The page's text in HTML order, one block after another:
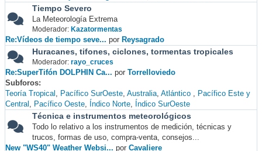
Tiempo Severo
La Meteorología Extrema
Moderador: Kazatormentas
Re:Vídeos de tiempo seve... por Reysagrado
Huracanes, tifones, ciclones, tormentas tropicales
Moderador: rayo_cruces
Re:SuperTifón DOLPHIN Ca... por Torrelloviedo
Subforos
Teoría Tropical
Pacífico SurOeste Australia Atlántico
Pacífico Este y
Central
Pacífico Oeste Índico Norte Índico SurOeste
Técnica e instrumentos meteorológicos
Todo lo relativo a los instrumentos de medición, técnicas y
trucos, formas de uso, compra-venta, consejos...
New "WS40" Weather Websi... por Cavaliere